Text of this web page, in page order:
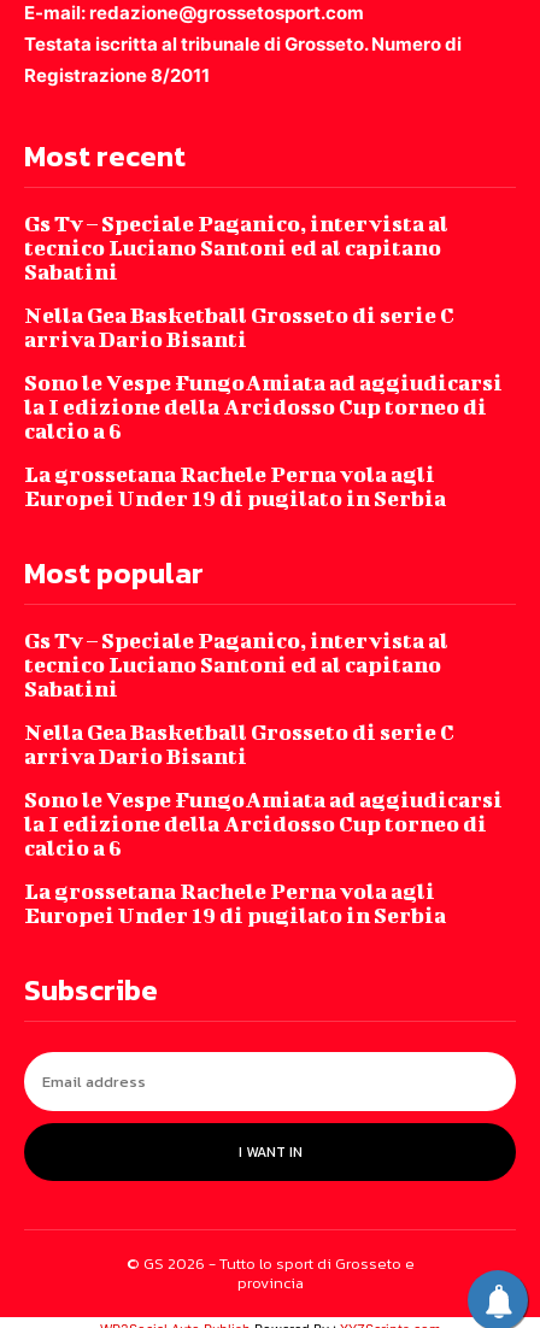
E-mail: redazione@grossetosport.com
Testata iscritta al tribunale di Grosseto. Numero di
Registrazione 8/2011
Most recent
Gs Tv – Speciale Paganico, intervista al
tecnico Luciano Santoni ed al capitano
Sabatini
Nella Gea Basketball Grosseto di serie C
arriva Dario Bisanti
Sono le Vespe FungoAmiata ad aggiudicarsi
la I edizione della Arcidosso Cup torneo di
calcio a 6
La grossetana Rachele Perna vola agli
Europei Under 19 di pugilato in Serbia
Most popular
Gs Tv – Speciale Paganico, intervista al
tecnico Luciano Santoni ed al capitano
Sabatini
Nella Gea Basketball Grosseto di serie C
arriva Dario Bisanti
Sono le Vespe FungoAmiata ad aggiudicarsi
la I edizione della Arcidosso Cup torneo di
calcio a 6
La grossetana Rachele Perna vola agli
Europei Under 19 di pugilato in Serbia
Subscribe
I WANT IN
© GS 2026 - Tutto lo sport di Grosseto e
provincia